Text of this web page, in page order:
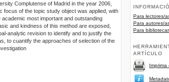
Para lectores/
Para autores/
Para
ARTÍCULO
Complutense of Madrid in the year 2006,
focus of the topic study object was applied, with
most important and outstanding
and kindness of this method are exposed,
analytic revision to identify and to justify the
to cuantify the approaches of selection of the